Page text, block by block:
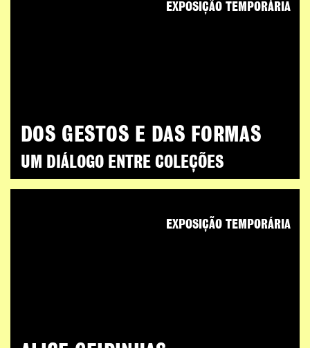
DOS GESTOS E DAS FORMAS
UM DIÁLOGO ENTRE COLEÇÕES
EXPOSIÇÃO TEMPORÁRIA
EXPOSIÇÃO TEMPORÁRIA